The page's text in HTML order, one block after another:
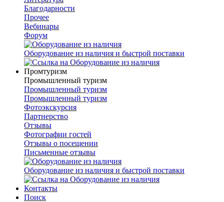
Благодарности
Прочее
Вебинары
Форум
Оборудование из наличия и быстрой поставки
Промтуризм
Промышленный туризм
Промышленный туризм
Промышленный туризм
Фотоэкскурсия
Партнерство
Отзывы
Фотографии гостей
Отзывы о посещении
Письменные отзывы
Оборудование из наличия и быстрой поставки
Контакты
Поиск